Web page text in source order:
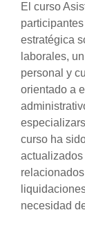
El curso
estratégica
laborales,
personal y
orientado a
curso ha
necesidad